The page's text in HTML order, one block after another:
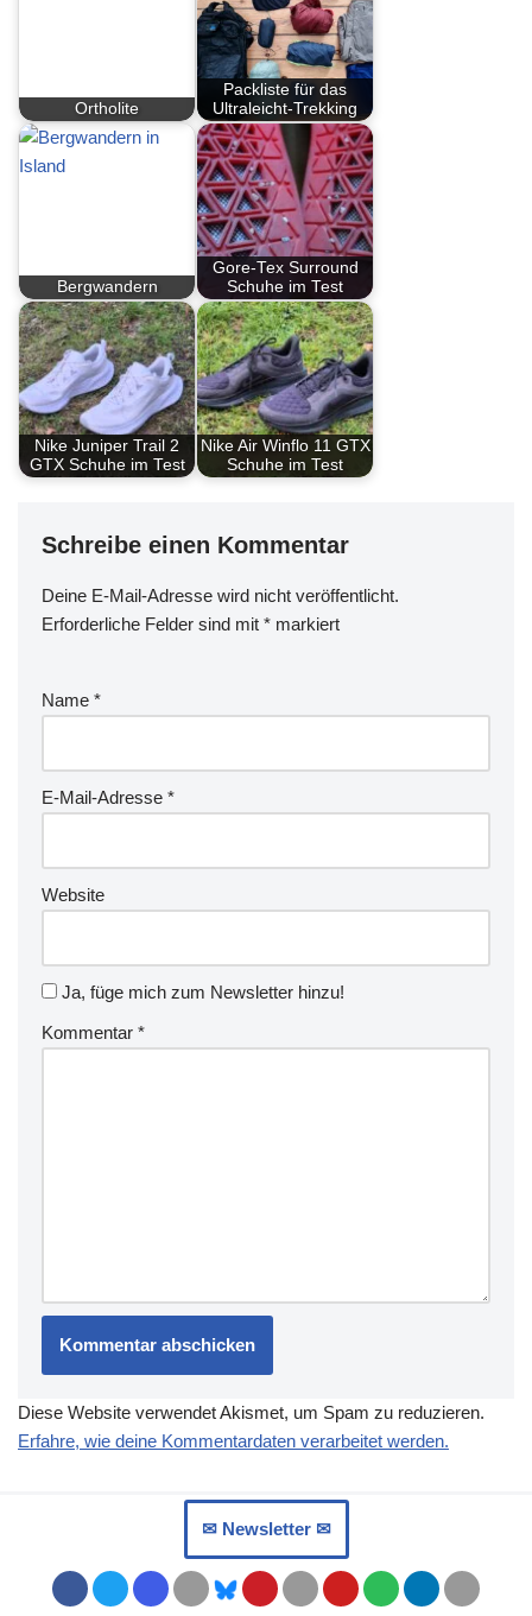
Ortholite
Packliste für das
Ultraleicht-Trekking
Bergwandern
Gore-Tex Surround
Schuhe im Test
Nike Juniper Trail 2
GTX Schuhe im Test
Nike Air Winflo 11 GTX
Schuhe im Test
Schreibe einen Kommentar
Deine E-Mail-Adresse wird nicht veröffentlicht.
Erforderliche Felder sind mit * markiert
Name *
E-Mail-Adresse *
Website
Ja, füge mich zum Newsletter hinzu!
Kommentar *
Diese Website verwendet Akismet, um Spam zu reduzieren.
Erfahre, wie deine Kommentardaten verarbeitet werden.
✉︎ Newsletter ✉︎